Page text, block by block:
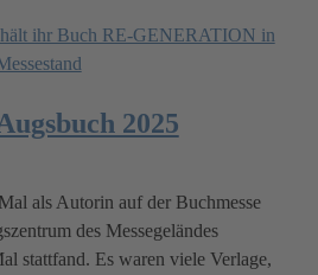
2025
als Autorin auf der Buchmesse
des Messegeländes
stattfand. Es waren viele Verlage,